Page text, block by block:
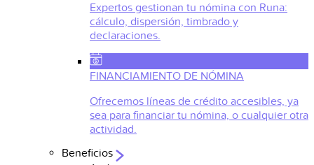
Expertos gestionan tu nómina con Runa:
cálculo, dispersión, timbrado y
declaraciones.
FINANCIAMIENTO DE NÓMINA
Ofrecemos líneas de crédito accesibles, ya
sea para financiar tu nómina, o cualquier otra
actividad.
Beneficios